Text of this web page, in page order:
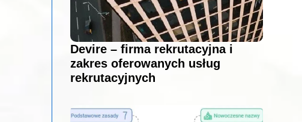
Devire – firma rekrutacyjna i
zakres oferowanych usług
rekrutacyjnych